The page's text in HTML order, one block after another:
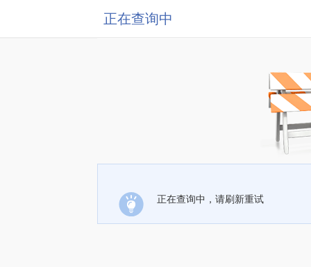
正在查询中
正在查询中，请刷新重试